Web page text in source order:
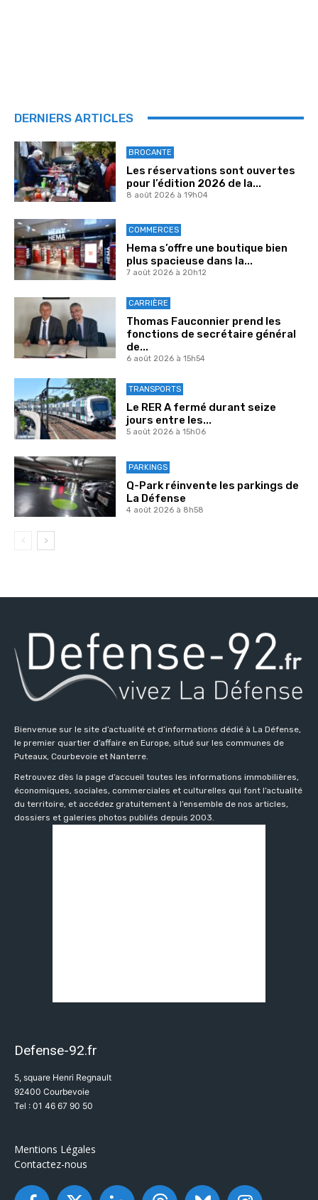
DERNIERS ARTICLES
BROCANTE
Les réservations sont ouvertes
pour l’édition 2026 de la...
8 août 2026 à 19h04
COMMERCES
Hema s’offre une boutique bien
plus spacieuse dans la...
7 août 2026 à 20h12
CARRIÈRE
Thomas Fauconnier prend les
fonctions de secrétaire général
de...
6 août 2026 à 15h54
TRANSPORTS
Le RER A fermé durant seize
jours entre les...
5 août 2026 à 15h06
PARKINGS
Q-Park réinvente les parkings de
La Défense
4 août 2026 à 8h58
Bienvenue sur le site d’actualité et d’informations dédié à La Défense,
le premier quartier d’affaire en Europe, situé sur les communes de
Puteaux, Courbevoie et Nanterre.
Retrouvez dès la page d’accueil toutes les informations immobilières,
économiques, sociales, commerciales et culturelles qui font l’actualité
du territoire, et accédez gratuitement à l’ensemble de nos articles,
dossiers et galeries photos publiés depuis 2003.
Defense-92.fr
5, square Henri Regnault
92400 Courbevoie
Tel : 01 46 67 90 50
Mentions Légales
Contactez-nous